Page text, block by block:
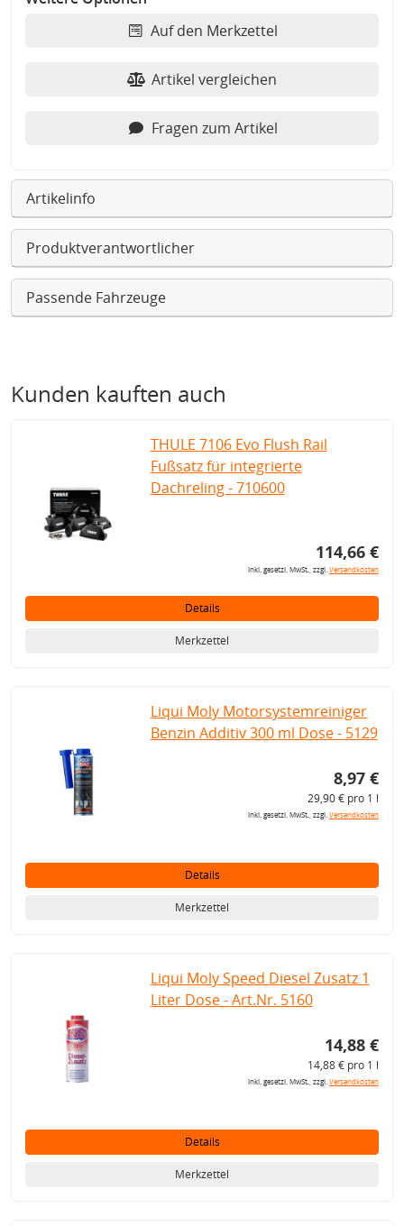
Auf den Merkzettel
Artikel vergleichen
Fragen zum Artikel
Artikelinfo
Produktverantwortlicher
Passende Fahrzeuge
Kunden kauften auch
THULE 7106 Evo Flush Rail
Fußsatz für integrierte
Dachreling - 710600
114,66 €
inkl. gesetzl. MwSt., zzgl.Versandkosten
Details
Merkzettel
Liqui Moly Motorsystemreiniger
Benzin Additiv 300 ml Dose - 5129
8,97 €
29,90 € pro 1 l
inkl. gesetzl. MwSt., zzgl.Versandkosten
Details
Merkzettel
Liqui Moly Speed Diesel Zusatz 1
Liter Dose - Art.Nr. 5160
14,88 €
14,88 € pro 1 l
inkl. gesetzl. MwSt., zzgl.Versandkosten
Details
Merkzettel